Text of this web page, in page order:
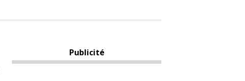
Publicité